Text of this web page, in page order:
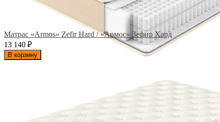
Матрас «Armos» Zefir Hard / «Армос» Зефир Хард
13 140 ₽
В корзину